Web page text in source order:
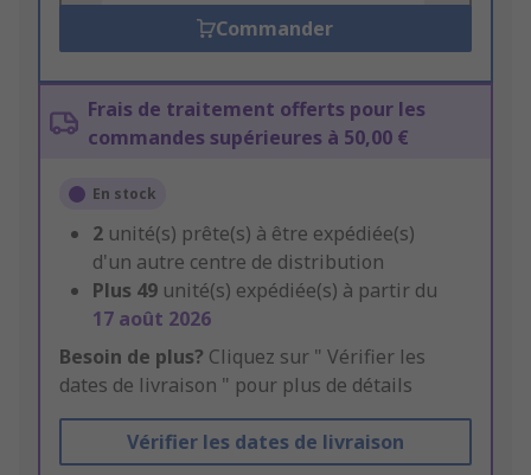
Commander
Frais de traitement offerts pour les
commandes supérieures à 50,00 €
En stock
2 unité(s) prête(s) à être expédiée(s)
d'un autre centre de distribution
Plus 49 unité(s) expédiée(s) à partir du
17 août 2026
Besoin de plus? Cliquez sur " Vérifier les
dates de livraison " pour plus de détails
Vérifier les dates de livraison